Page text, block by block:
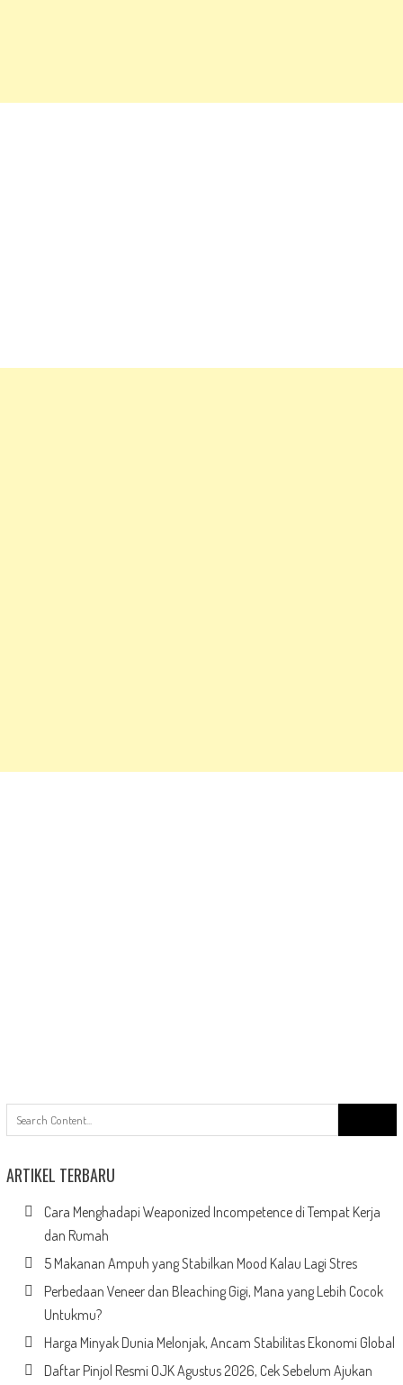
for:
ARTIKEL TERBARU
Cara Menghadapi Weaponized Incompetence di Tempat Kerja
dan Rumah
5 Makanan Ampuh yang Stabilkan Mood Kalau Lagi Stres
Perbedaan Veneer dan Bleaching Gigi, Mana yang Lebih Cocok
Untukmu?
Harga Minyak Dunia Melonjak, Ancam Stabilitas Ekonomi Global
Daftar Pinjol Resmi OJK Agustus 2026, Cek Sebelum Ajukan